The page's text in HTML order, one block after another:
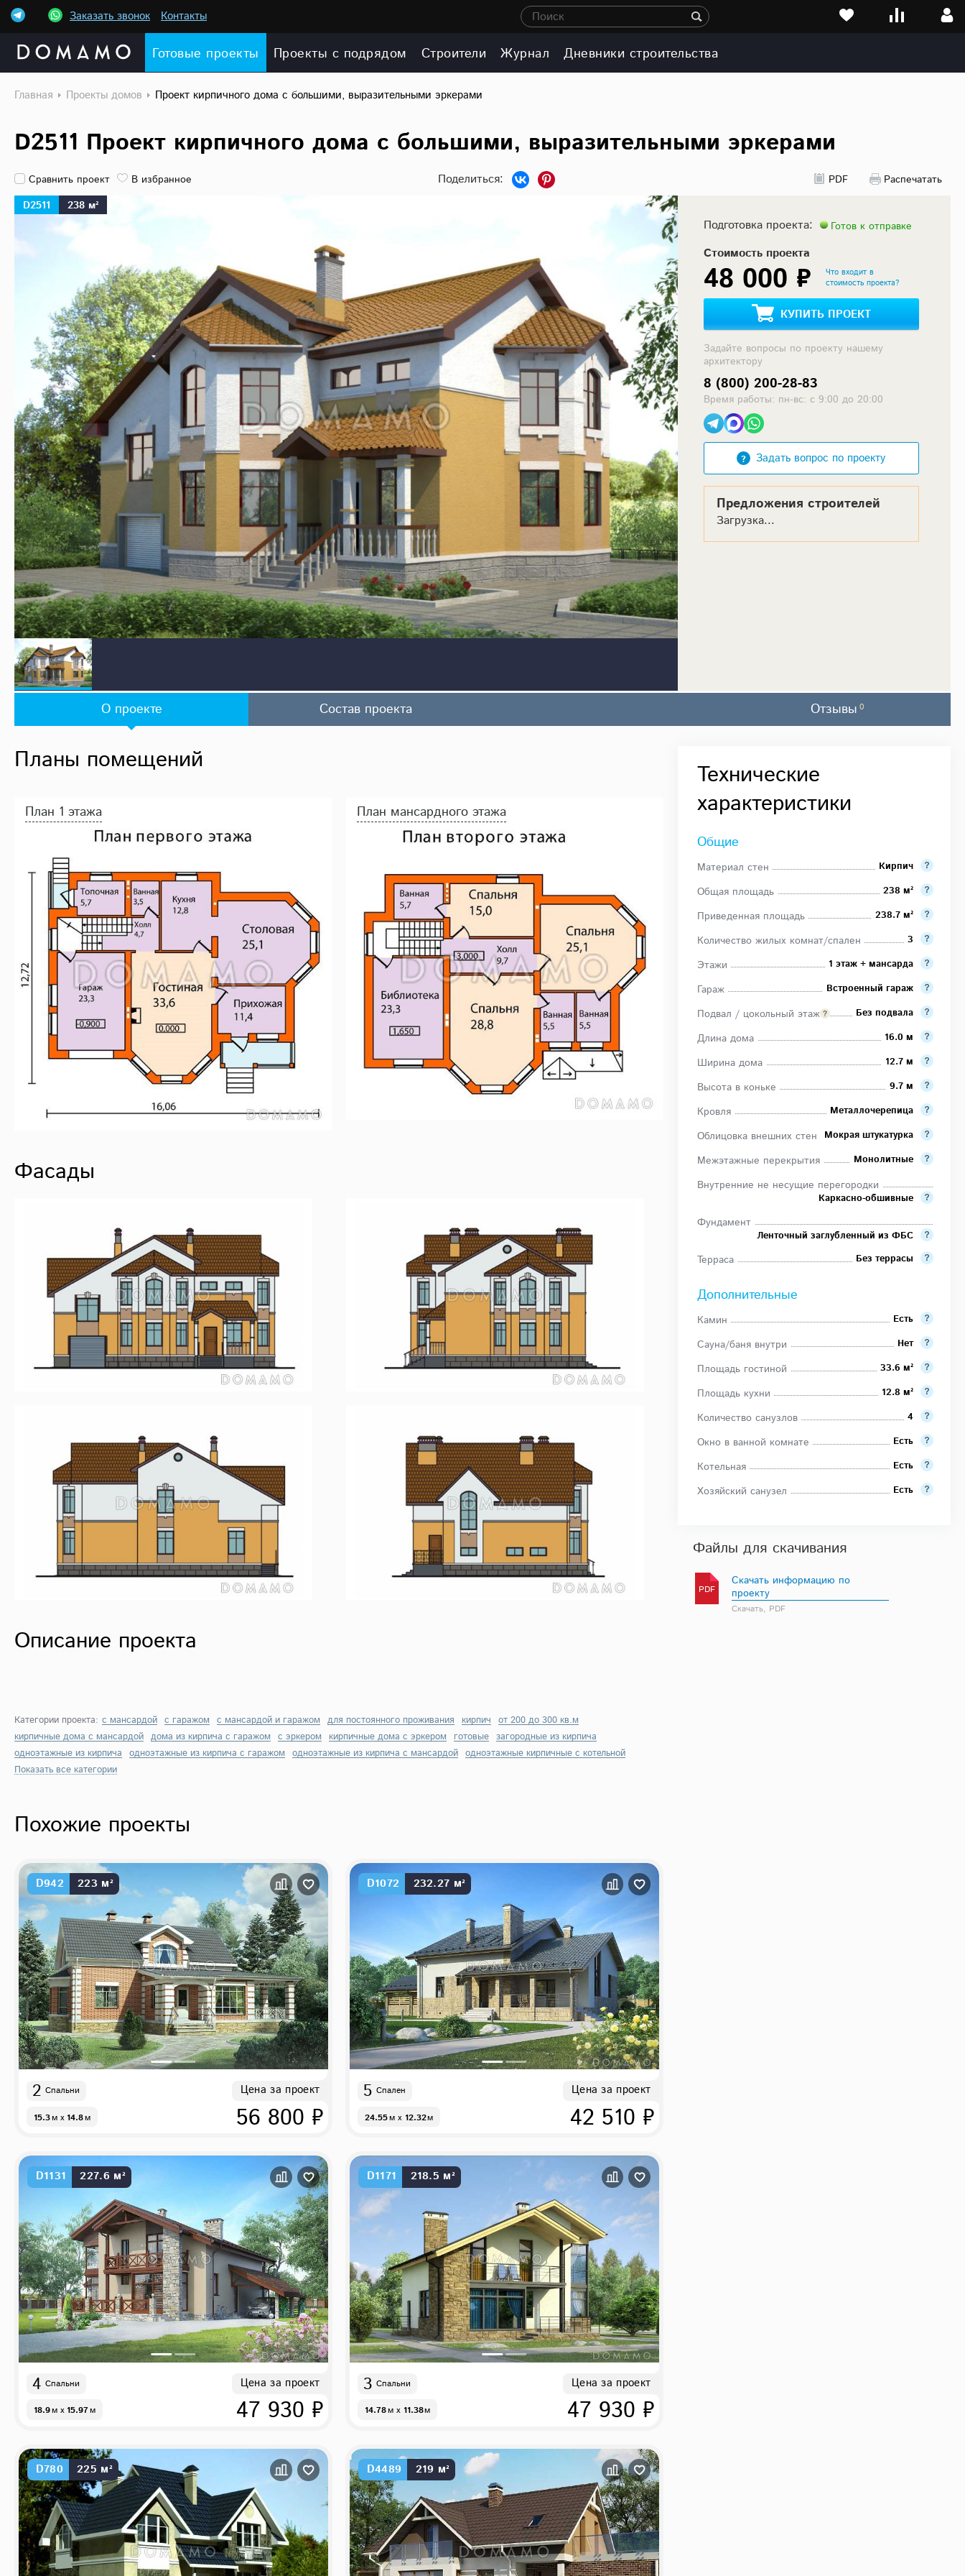
Заказать звонок Контакты Поиск
Готовые проекты Проекты с подрядом Строители Журнал Дневники строительства
Главная Проекты домов Проект кирпичного дома с большими, выразительными эркерами
D2511 Проект кирпичного дома с большими, выразительными эркерами
Сравнить проект В избранное PDF
Распечатать
D2511
238 м²
Подготовка проекта: Готов к отправке
Стоимость проекта
48 000 ₽
Что входит в
стоимость проекта?
КУПИТЬ ПРОЕКТ
Задайте вопросы по проекту нашему
архитектору
8 (800) 200-28-83
Время работы: пн-вс: с 9:00 до 20:00
Задать вопрос по проекту
Предложения строителей
Загрузка...
О проекте Состав проекта Отзывы 0
Технические
характеристики
Общие
Материал стен Кирпич
Общая площадь 238 м²
Приведенная площадь 238.7 м²
Количество жилых комнат/спален 3
Этажи 1 этаж + мансарда
Гараж Встроенный гараж
Подвал / цокольный этаж Без подвала
Длина дома 16.0 м
Ширина дома 12.7 м
Высота в коньке 9.7 м
Кровля Металлочерепица
Облицовка внешних стен Мокрая штукатурка
Межэтажные перекрытия Монолитные
Внутренние не несущие перегородки
Каркасно-обшивные
Фундамент
Ленточный заглубленный из ФБС
Терраса Без террасы
Дополнительные
Камин Есть
Сауна/баня внутри Нет
Площадь гостиной 33.6 м²
Площадь кухни 12.8 м²
Количество санузлов 4
Окно в ванной комнате Есть
Котельная Есть
Хозяйский санузел Есть
Файлы для скачивания
PDF
Скачать информацию по
проекту
Скачать, PDF
Планы помещений
План 1 этажа План мансардного этажа
Фасады
Описание проекта
Категории проекта: с мансардой с гаражом с мансардой и гаражом для постоянного проживания кирпич от 200 до 300 кв.м
кирпичные дома с мансардой дома из кирпича с гаражом с эркером кирпичные дома с эркером готовые загородные из кирпича
одноэтажные из кирпича одноэтажные из кирпича с гаражом одноэтажные из кирпича с мансардой одноэтажные кирпичные с котельной
Показать все категории
Похожие проекты
D942 223 м²
2 Спальни
15.3м x 14.8м
Цена за проект
56 800 ₽
D1072 232.27 м²
5 Спален
24.55м x 12.32м
Цена за проект
42 510 ₽
D1131 227.6 м²
4 Спальни
18.9м x 15.97м
Цена за проект
47 930 ₽
D1171 218.5 м²
3 Спальни
14.78м x 11.38м
Цена за проект
47 930 ₽
D780 225 м² D4489 219 м²